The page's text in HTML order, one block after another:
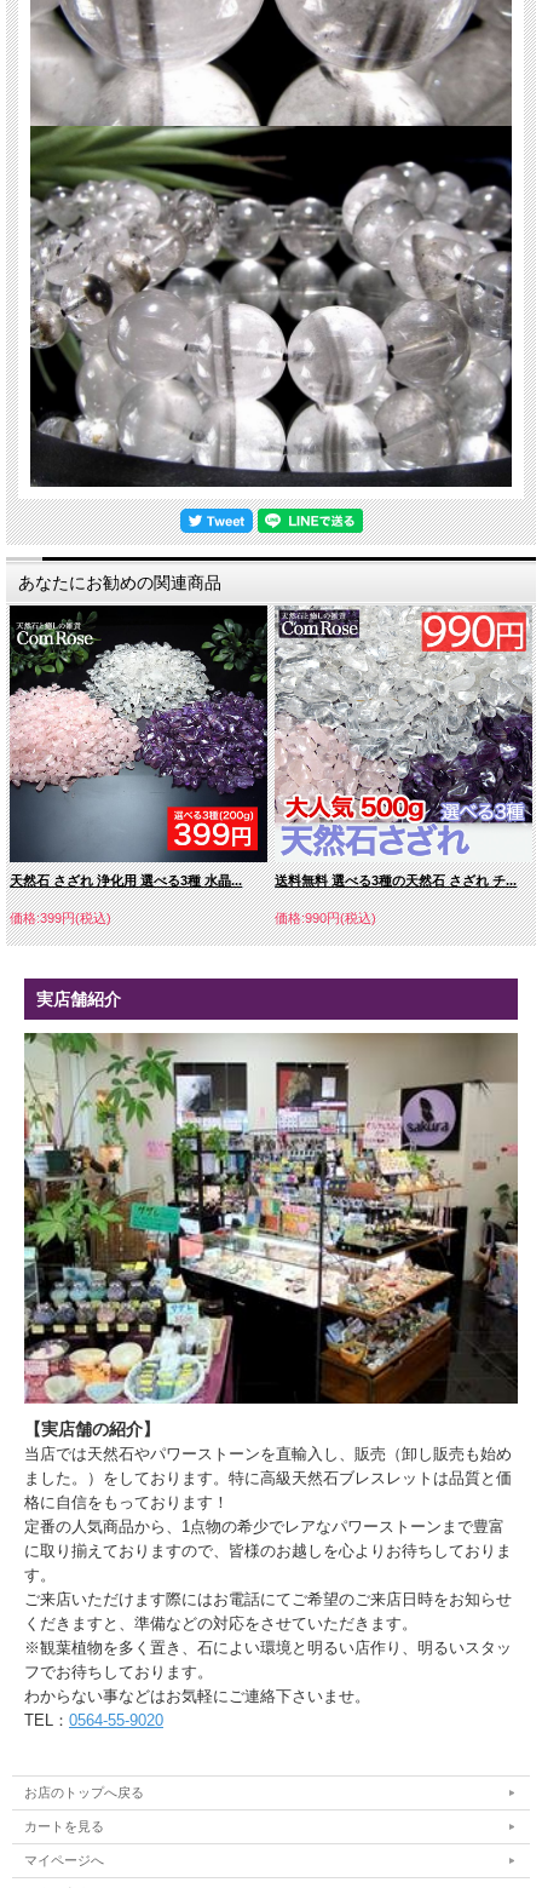
※ブレスレット、連商品は一連状態での仕入れとなっておりますので歪な珠が含
まれていることがあります。
※サイズは目安です。細かな誤差が出る場合があります。ビーズ石の製造上の仕
様ですのでご了承下さい。
※インクルージョンの色み・量、水晶の透明度には個体差があります。
関連キーワード
天然石 パワーストーン 海外直輸入 バイヤー厳選 プレゼント ギフト メンズ レデ
ィース 卸し 卸価格 実店舗 ハンドメイド サイズ直し コムローズ comrose
あなたにお勧めの関連商品
天然石 さざれ 浄化用 選べる3種 水晶...
価格:399円(税込)
送料無料 選べる3種の天然石 さざれ チ...
価格:990円(税込)
実店舗紹介
【実店舗の紹介】
当店では天然石やパワーストーンを直輸入し、販売（卸し販売も始め
ました。）をしております。特に高級天然石ブレスレットは品質と価
格に自信をもっております！
定番の人気商品から、1点物の希少でレアなパワーストーンまで豊富
に取り揃えておりますので、皆様のお越しを心よりお待ちしておりま
す。
ご来店いただけます際にはお電話にてご希望のご来店日時をお知らせ
くだきますと、準備などの対応をさせていただきます。
※観葉植物を多く置き、石によい環境と明るい店作り、明るいスタッ
フでお待ちしております。
わからない事などはお気軽にご連絡下さいませ。
TEL： 0564-55-9020
お店のトップへ戻る
カートを見る
マイページへ